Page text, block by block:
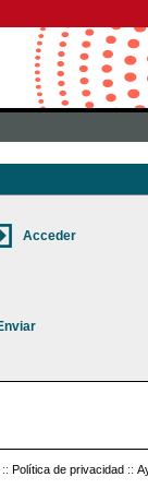
:: Política de privacidad ::